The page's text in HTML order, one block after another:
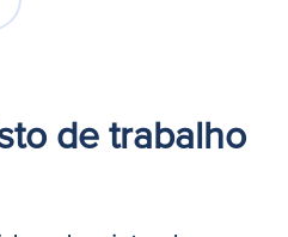
de trabalho